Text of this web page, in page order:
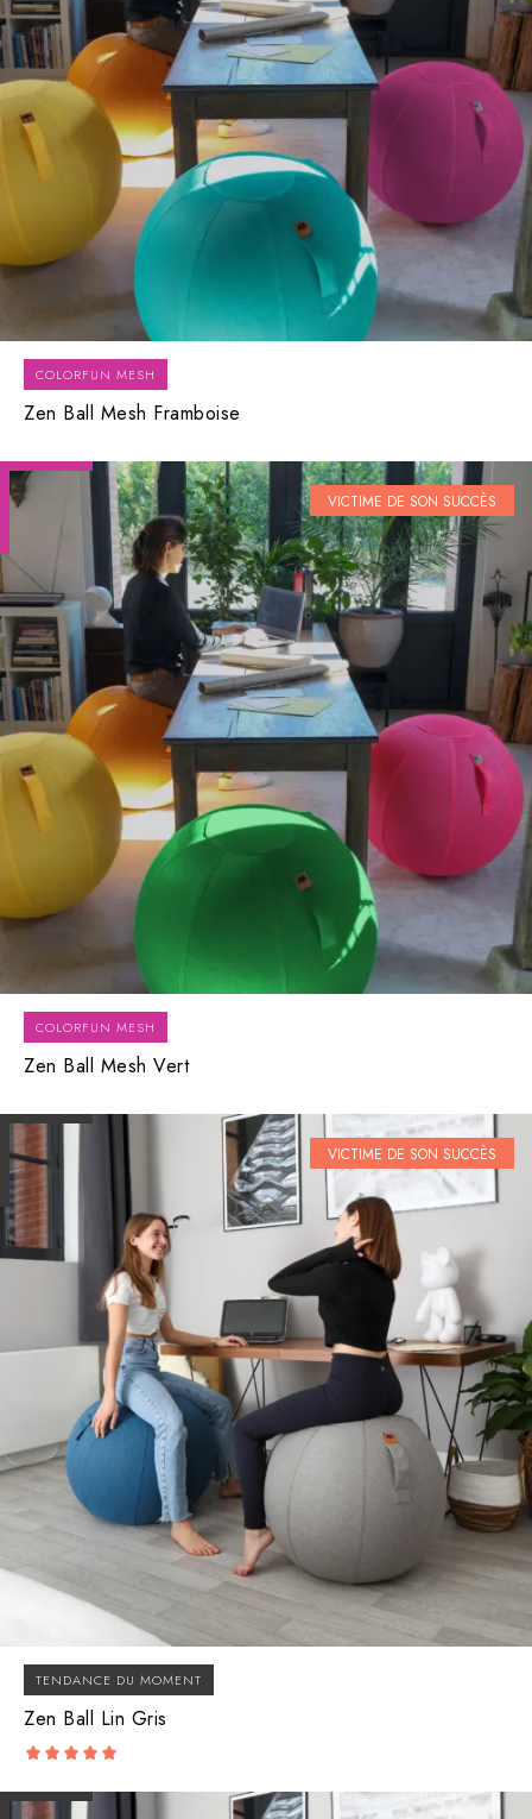
COLORFUN MESH
Zen Ball Mesh Framboise
COLORFUN MESH
Zen Ball Mesh Vert
VICTIME DE SON SUCCÈS
TENDANCE DU MOMENT
Zen Ball Lin Gris
out of 5
VICTIME DE SON SUCCÈS